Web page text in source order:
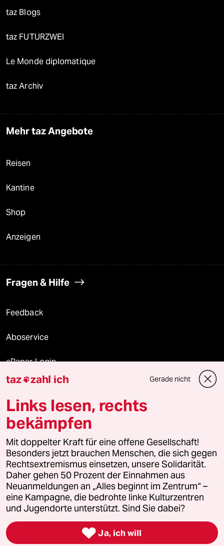
taz Blogs
taz FUTURZWEI
Le Monde diplomatique
taz Archiv
Mehr taz Angebote
Reisen
Kantine
Shop
Anzeigen
Fragen & Hilfe
Feedback
Aboservice
ePaper Login
Downloads für Abonnierende
© 2026 taz Verlags und Vertriebs GmbH
Alle Rechte vorbehalten. Bei rechtlichen Fragen oder für Genehmigungen
wenden Sie sich bitte an
lizenzen@taz.de
Feedback Redaktionsstatut Kommune-Richtlinien
Leitlinie Informant Datenschutz Impressum AGB
Seitenwende Einwilligungen widerrufen (Ads)
taz zahl ich Gerade nicht
Links lesen, rechts
bekämpfen
Mit doppelter Kraft für eine offene Gesellschaft!
Besonders jetzt brauchen Menschen, die sich gegen
Rechtsextremismus einsetzen, unsere Solidarität.
Daher gehen 50 Prozent der Einnahmen aus
Neuanmeldungen an „Alles beginnt im Zentrum“ –
eine Kampagne, die bedrohte linke Kulturzentren
und Jugendorte unterstützt. Sind Sie dabei?
 Ja, ich will